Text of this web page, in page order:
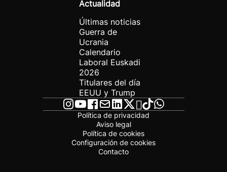
Actualidad
Últimas noticias
Guerra de
Ucrania
Calendario
Laboral Euskadi
2026
Titulares del día
EEUU y Trump
Política de privacidad
Aviso legal
Política de cookies
Configuración de cookies
Contacto